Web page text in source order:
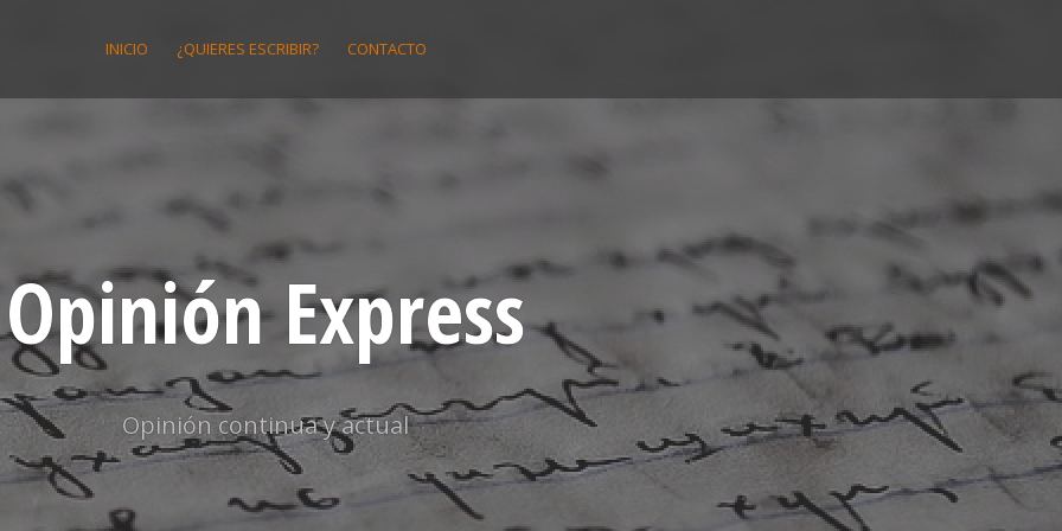
INICIO ¿QUIERES ESCRIBIR? CONTACTO
Opinión Express
Opinión continua y actual